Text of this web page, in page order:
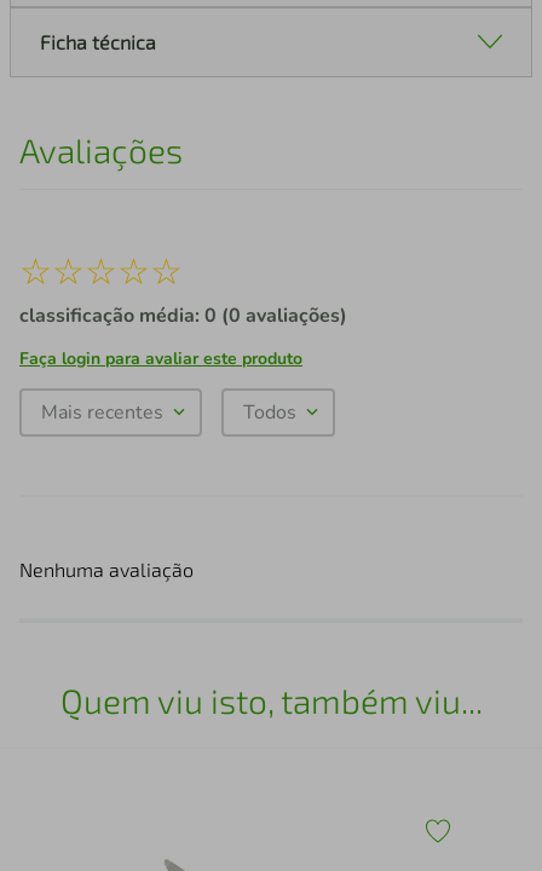
Ficha técnica
Avaliações
☆☆☆☆☆
classificação média: 0 (0 avaliações)
Faça login para avaliar este produto
Mais recentes Todos
Nenhuma avaliação
Quem viu isto, também viu...